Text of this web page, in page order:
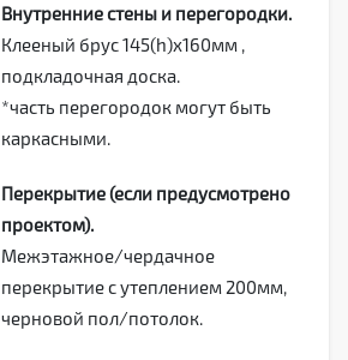
Внутренние стены и перегородки.
Клееный брус 145(h)х160мм ,
подкладочная доска.
*часть перегородок могут быть
каркасными.
Перекрытие (если предусмотрено
проектом).
Межэтажное/чердачное
перекрытие с утеплением 200мм,
черновой пол/потолок.